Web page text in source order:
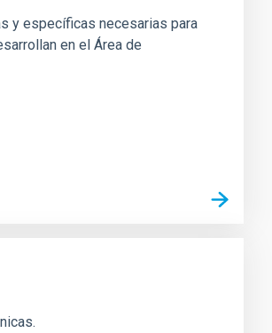
y específicas necesarias para
en el Área de